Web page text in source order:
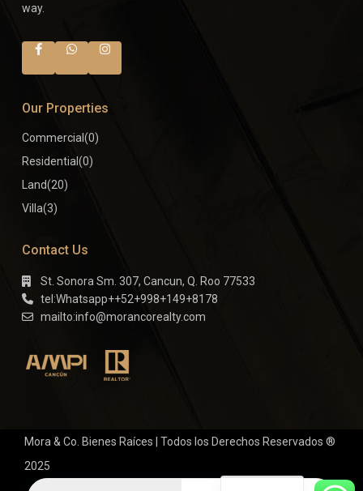
way.
Our Properties
Commercial (0)
Residential (0)
Land(20)
Villa(3)
Contact Us
St. Sonora Sm. 307, Cancun, Q. Roo 77533
tel:Whatsapp++52+998+149+8178
mailto:info@morancorealty.com
Mora & Co. Bienes Raíces | Todos los Derechos Reservados ®
2025